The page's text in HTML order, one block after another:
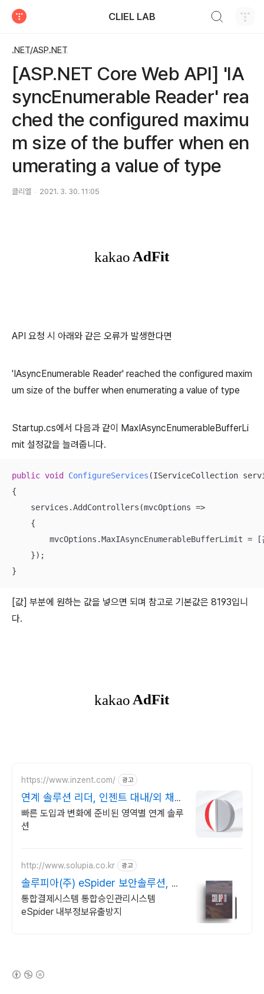
CLIEL LAB
.NET/ASP.NET
[ASP.NET Core Web API] 'IA
syncEnumerable Reader' rea
ched the configured maximu
m size of the buffer when en
umerating a value of type
클리엘 2021. 3. 30. 11:05
API 요청 시 아래와 같은 오류가 발생한다면
'IAsyncEnumerable Reader' reached the configured maxim
um size of the buffer when enumerating a value of type
Startup.cs에서 다음과 같이 MaxIAsyncEnumerableBufferLi
mit 설정값을 늘려줍니다.
public void ConfigureServices (IServiceCollection
{
    services.AddControllers(mvcOptions =>
    {
mvcOptions.MaxIAsyncEnumerableBufferLimit = [
    });
}
[값] 부분에 원하는 값을 넣으면 되며 참고로 기본값은 8193입니
다.
https://www.inzent.com/ 광고
연계 솔루션 리더, 인젠트 대내/외 채널
맞춤형 연계
빠른 도입과 변화에 준비된 영역별 연계 솔루
션
http://www.solupia.co.kr 광고
솔루피아(주) eSpider 보안솔루션, 내
부정보유출방지
통합결제시스템 통합승인관리시스템
eSpider 내부정보유출방지